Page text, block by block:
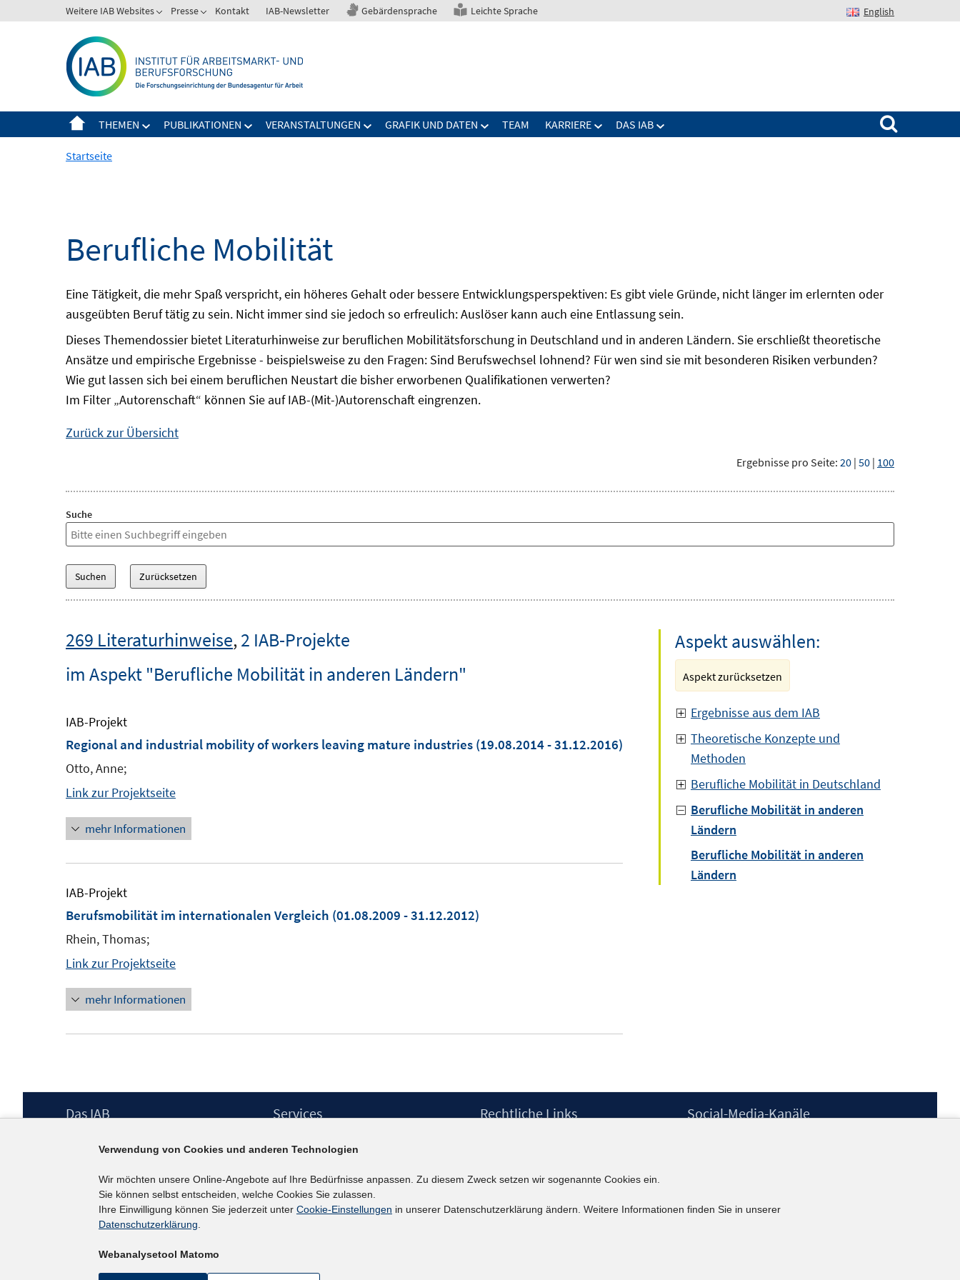
zum
Weitere IAB Websites Presse Kontakt IAB-Newsletter Gebärdensprache Leichte Sprache English
THEMEN PUBLIKATIONEN VERANSTALTUNGEN GRAFIK UND DATEN TEAM KARRIERE DAS IAB
Suchen nach:
Startseite
Berufliche Mobilität
Eine Tätigkeit, die mehr Spaß verspricht, ein höheres Gehalt oder bessere Entwicklungsperspektiven: Es gibt viele Gründe, nicht länger im erlernten oder
ausgeübten Beruf tätig zu sein. Nicht immer sind sie jedoch so erfreulich: Auslöser kann auch eine Entlassung sein.
Dieses Themendossier bietet Literaturhinweise zur beruflichen Mobilitätsforschung in Deutschland und in anderen Ländern. Sie erschließt theoretische
Ansätze und empirische Ergebnisse - beispielsweise zu den Fragen: Sind Berufswechsel lohnend? Für wen sind sie mit besonderen Risiken verbunden?
Wie gut lassen sich bei einem beruflichen Neustart die bisher erworbenen Qualifikationen verwerten?
Im Filter „Autorenschaft“ können Sie auf IAB-(Mit-)Autorenschaft eingrenzen.
Zurück zur Übersicht
Ergebnisse pro Seite: 20 | 50 | 100
Suche
269 Literaturhinweise,2 IAB-Projekte
im Aspekt "Berufliche Mobilität in anderen Ländern"
IAB-Projekt
Regional and industrial mobility of workers leaving mature industries (19.08.2014 - 31.12.2016)
Otto, Anne;
Link zur Projektseite
mehr Informationen
IAB-Projekt
Berufsmobilität im internationalen Vergleich (01.08.2009 - 31.12.2012)
Rhein, Thomas;
Link zur Projektseite
mehr Informationen
Aspekt auswählen:
Aspekt zurücksetzen
Ergebnisse aus dem IAB
Theoretische Konzepte und
Methoden
Berufliche Mobilität in Deutschland
Berufliche Mobilität in anderen
Ländern
Berufliche Mobilität in anderen
Ländern
Footer
Das IAB
Berufsforschung (IAB) – unser Leitbild
Institutsleitung
Graduiertenprogramm
Befragungen
Projekte
Services
IAB-Newsletter
Kontakt
Rechtliche Links
Erklärung zur Barrierefreiheit
Social-Media-Kanäle
kununu
Verwendung von Cookies und anderen Technologien
Wir möchten unsere Online-Angebote auf Ihre Bedürfnisse anpassen. Zu diesem Zweck setzen wir sogenannte Cookies ein.
Sie können selbst entscheiden, welche Cookies Sie zulassen.
Ihre Einwilligung können Sie jederzeit unter Cookie-Einstellungen in unserer Datenschutzerklärung ändern. Weitere Informationen finden Sie in unserer
Datenschutzerklärung.
Webanalysetool Matomo